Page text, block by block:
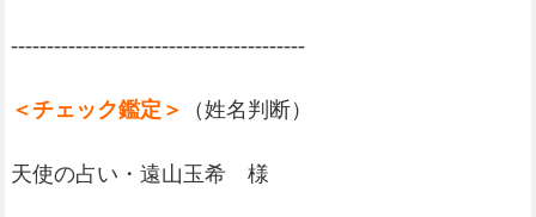
-----------------------------------------
＜チェック鑑定＞ （姓名判断）
天使の占い・遠山玉希 様